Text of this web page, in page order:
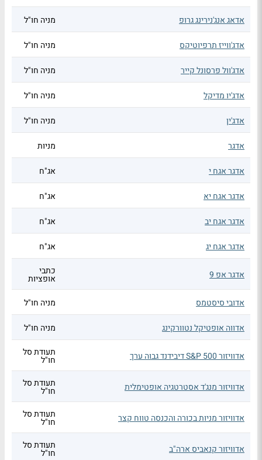
אדאג אנג'נירינג גרופ מניה חו"ל
אדג'ווייז תרפיוטיקס מניה חו"ל
אדג'וול פרסונל קייר מניה חו"ל
אדג'יו מדיקל מניה חו"ל
אדג'ין מניה חו"ל
אדגר מניות
אדגר אגח י אג"ח
אדגר אגח יא אג"ח
אדגר אגח יב אג"ח
אדגר אגח יג אג"ח
אדגר אפ 9 כתבי
אופציות
אדובי סיסטמס
מניה חו"ל
אדווה אופטיקל נטוורקינג מניה חו"ל
אדוויזור S&P 500 דיבידנד גבוה ערך תעודת סל
חו"ל
אדוויזור מנג'ד אסטרטגיה אופטימלית תעודת סל
חו"ל
אדוויזור מניות בכורה והכנסה טווח קצר תעודת סל
חו"ל
אדוויזור קנאביס ארה"ב תעודת סל
חו"ל